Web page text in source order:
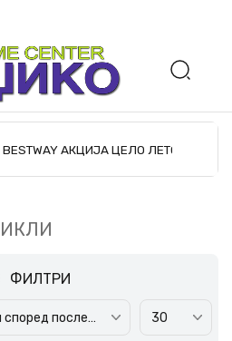
BESTWAY АКЦИЈА ЦЕЛО ЛЕТО
ФИЛТРИ
Подреди според последните производи 30